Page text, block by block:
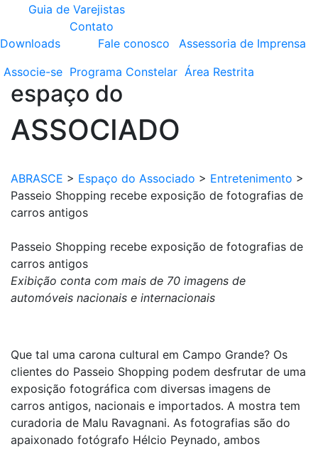
Guia de Varejistas
Downloads
Contato
Fale conosco
Assessoria de Imprensa
Associe-se Programa Constelar Área Restrita
espaço do
ASSOCIADO
ABRASCE > Espaço do Associado > Entretenimento >
Passeio Shopping recebe exposição de fotografias de
carros antigos
Passeio Shopping recebe exposição de fotografias de
carros antigos
Exibição conta com mais de 70 imagens de
automóveis nacionais e internacionais
Que tal uma carona cultural em Campo Grande? Os
clientes do Passeio Shopping podem desfrutar de uma
exposição fotográfica com diversas imagens de
carros antigos, nacionais e importados. A mostra tem
curadoria de Malu Ravagnani. As fotografias são do
apaixonado fotógrafo Hélcio Peynado, ambos